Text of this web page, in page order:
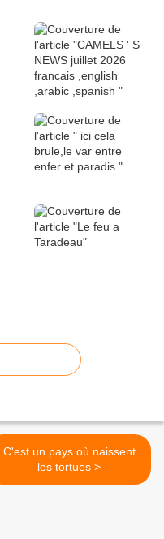
C'est un pays où naissent
les tortues >